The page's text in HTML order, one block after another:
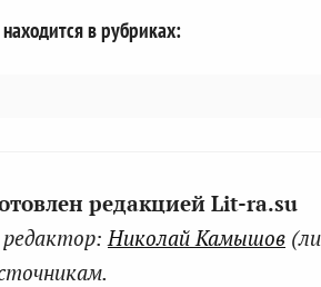
в рубриках:
редакцией Lit-ra.su
Николай Камышов